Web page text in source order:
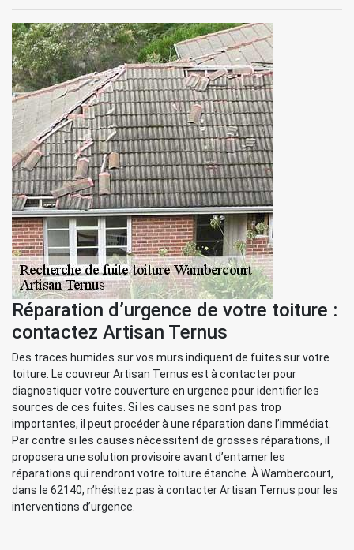
Réparation d’urgence de votre toiture :
contactez Artisan Ternus
Des traces humides sur vos murs indiquent de fuites sur votre
toiture. Le couvreur Artisan Ternus est à contacter pour
diagnostiquer votre couverture en urgence pour identifier les
sources de ces fuites. Si les causes ne sont pas trop
importantes, il peut procéder à une réparation dans l’immédiat.
Par contre si les causes nécessitent de grosses réparations, il
proposera une solution provisoire avant d’entamer les
réparations qui rendront votre toiture étanche. À Wambercourt,
dans le 62140, n’hésitez pas à contacter Artisan Ternus pour les
interventions d’urgence.